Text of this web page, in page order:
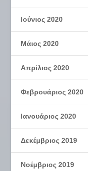
Ιούνιος 2020
Μάιος 2020
Απρίλιος 2020
Φεβρουάριος 2020
Ιανουάριος 2020
Δεκέμβριος 2019
Νοέμβριος 2019